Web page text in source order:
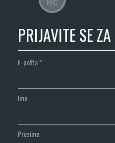
PRIJAVITE SE
E-pošta*
Ime
Prezime